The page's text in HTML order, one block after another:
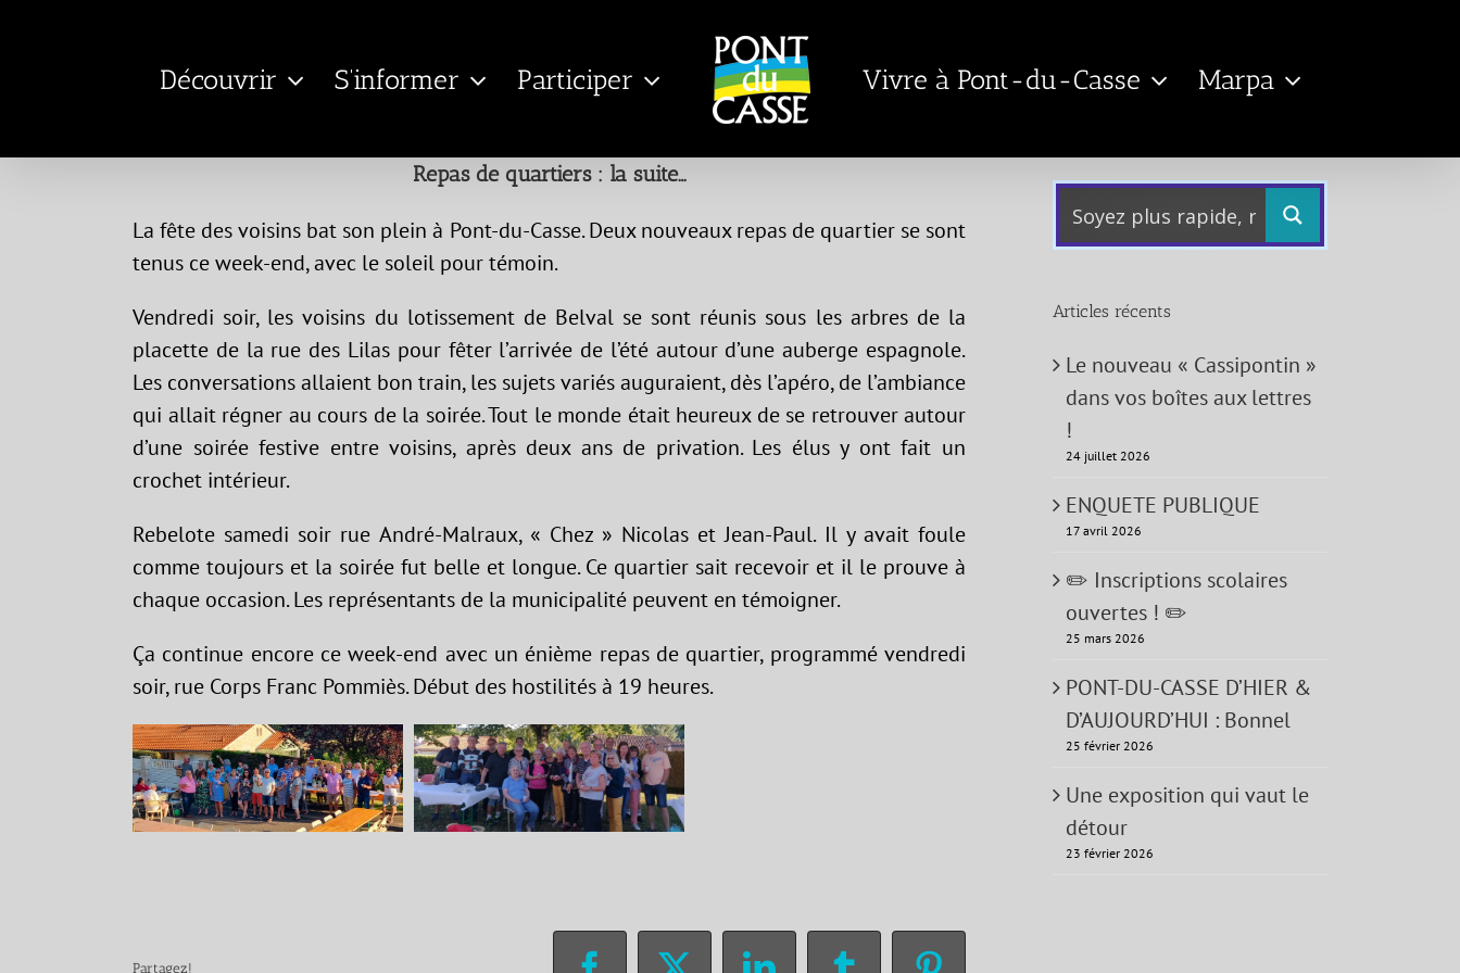
Découvrir S’informer Participer Vivre à Pont-du-Casse Marpa
Repas de quartiers : la suite…
La fête des voisins bat son plein à Pont-du-Casse. Deux nouveaux repas de quartier se sont
tenus ce week-end, avec le soleil pour témoin.
Vendredi soir, les voisins du lotissement de Belval se sont réunis sous les arbres de la
placette de la rue des Lilas pour fêter l’arrivée de l’été autour d’une auberge espagnole.
Les conversations allaient bon train, les sujets variés auguraient, dès l’apéro, de l’ambiance
qui allait régner au cours de la soirée. Tout le monde était heureux de se retrouver autour
d’une soirée festive entre voisins, après deux ans de privation. Les élus y ont fait un
crochet intérieur.
Rebelote samedi soir rue André-Malraux, « Chez » Nicolas et Jean-Paul. Il y avait foule
comme toujours et la soirée fut belle et longue. Ce quartier sait recevoir et il le prouve à
chaque occasion. Les représentants de la municipalité peuvent en témoigner.
Ça continue encore ce week-end avec un énième repas de quartier, programmé vendredi
soir, rue Corps Franc Pommiès. Début des hostilités à 19 heures.
Partagez!
Articles récents
Le nouveau « Cassipontin »
dans vos boîtes aux lettres
!
24 juillet 2026
ENQUETE PUBLIQUE
17 avril 2026
✏️ Inscriptions scolaires
ouvertes ! ✏️
25 mars 2026
PONT-DU-CASSE D’HIER &
D’AUJOURD’HUI : Bonnel
25 février 2026
Une exposition qui vaut le
détour
23 février 2026